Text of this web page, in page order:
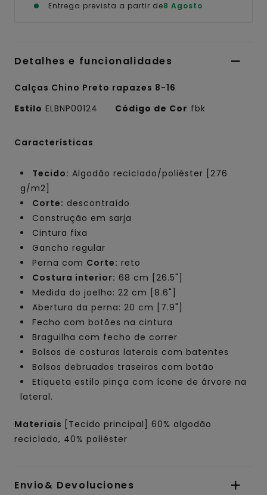
Entrega prevista a partir de8 Agosto
Detalhes e funcionalidades
Calças Chino Preto rapazes 8-16
Estilo ELBNP00124 Código de Cor fbk
Características
Tecido: Algodão reciclado/poliéster [276
g/m2]
Corte: descontraído
Construção em sarja
Cintura fixa
Gancho regular
Perna com Corte: reto
Costura interior: 68 cm [26.5"]
Medida do joelho: 22 cm [8.6"]
Abertura da perna: 20 cm [7.9"]
Fecho com botões na cintura
Braguilha com fecho de correr
Bolsos de costuras laterais com batentes
Bolsos debruados traseiros com botão
Etiqueta estilo pinça com ícone de árvore na
lateral.
Materiais
[Tecido principal] 60% algodão
reciclado, 40% poliéster
Envio& Devoluciones